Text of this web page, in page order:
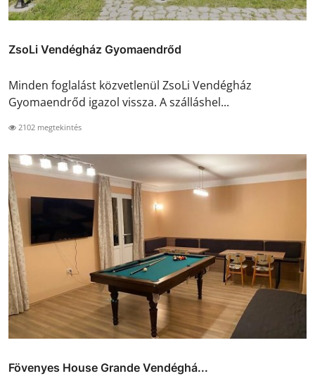
ZsoLi Vendégház Gyomaendrőd
Minden foglalást közvetlenül ZsoLi Vendégház
Gyomaendrőd igazol vissza. A szálláshel...
2102 megtekintés
Fövenyes House Grande Vendéghá...